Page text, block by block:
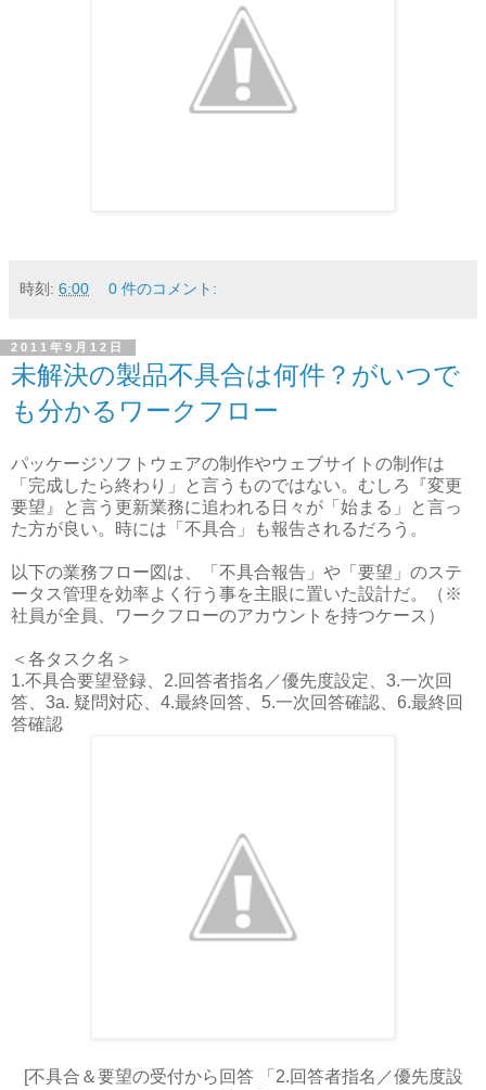
時刻: 6:00 0 件のコメント:
2011年9月12日
未解決の製品不具合は何件？がいつで
も分かるワークフロー
パッケージソフトウェアの制作やウェブサイトの制作は
「完成したら終わり」と言うものではない。むしろ『変更
要望』と言う更新業務に追われる日々が「始まる」と言っ
た方が良い。時には「不具合」も報告されるだろう。
以下の業務フロー図は、「不具合報告」や「要望」のステ
ータス管理を効率よく行う事を主眼に置いた設計だ。（※
社員が全員、ワークフローのアカウントを持つケース）
＜各タスク名＞
1.不具合要望登録、2.回答者指名／優先度設定、3.一次回
答、3a. 疑問対応、4.最終回答、5.一次回答確認、6.最終回
答確認
[不具合＆要望の受付から回答 「2.回答者指名／優先度設